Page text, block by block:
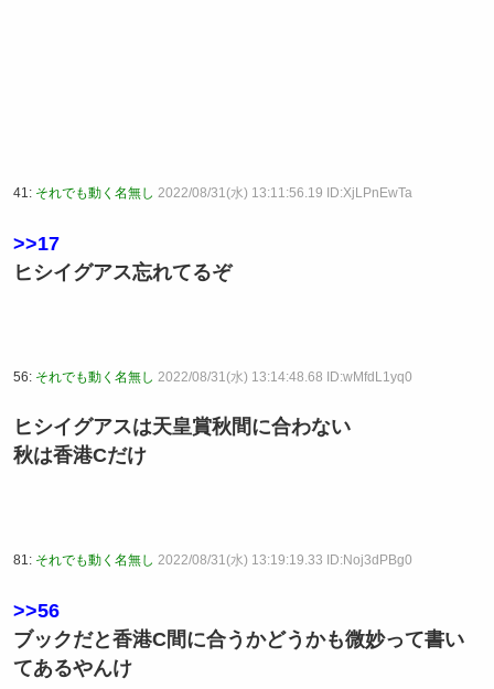
41: それでも動く名無し 2022/08/31(水) 13:11:56.19 ID:XjLPnEwTa
>>17
ヒシイグアス忘れてるぞ
56: それでも動く名無し 2022/08/31(水) 13:14:48.68 ID:wMfdL1yq0
ヒシイグアスは天皇賞秋間に合わない
秋は香港Cだけ
81: それでも動く名無し 2022/08/31(水) 13:19:19.33 ID:Noj3dPBg0
>>56
ブックだと香港C間に合うかどうかも微妙って書い
てあるやんけ